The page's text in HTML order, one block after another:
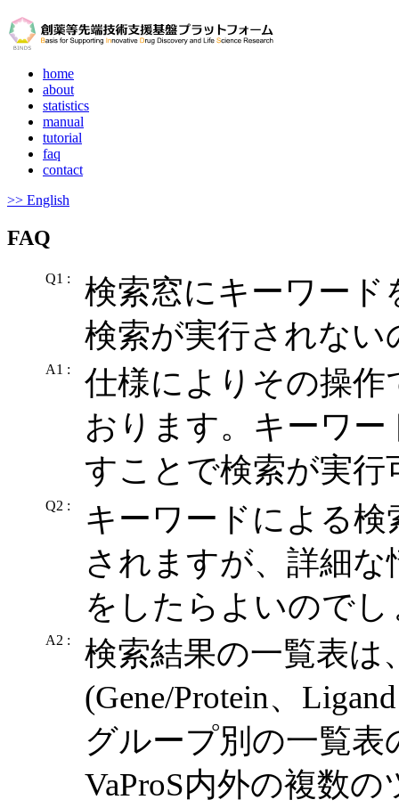
home
about
statistics
manual
tutorial
faq
contact
>> English
FAQ
Q1 :
検索窓にキーワード
検索が実行されな
A1 :
仕様によりその操
おります。キーワー
すことで検索が実
Q2 :
キーワードによる
されますが、詳細
をしたらよいので
A2 :
検索結果の一覧表は
(Gene/Protein、
グループ別の一覧
VaProS内外の複数